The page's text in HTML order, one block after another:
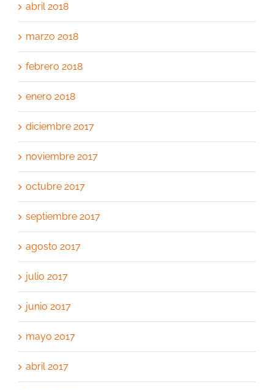
abril 2018
marzo 2018
febrero 2018
enero 2018
diciembre 2017
noviembre 2017
octubre 2017
septiembre 2017
agosto 2017
julio 2017
junio 2017
mayo 2017
abril 2017